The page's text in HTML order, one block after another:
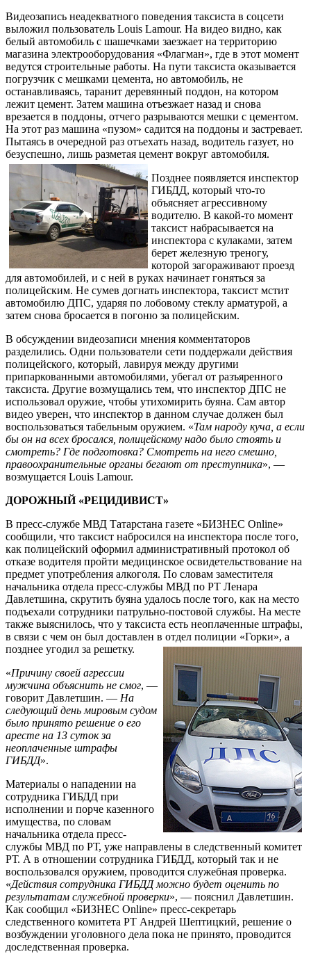
Видеозапись неадекватного поведения таксиста в соцсети
выложил пользователь Louis Lamour. На видео видно, как
белый автомобиль с шашечками заезжает на территорию
магазина электрооборудования «Флагман», где в этот момент
ведутся строительные работы. На пути таксиста оказывается
погрузчик с мешками цемента, но автомобиль, не
останавливаясь, таранит деревянный поддон, на котором
лежит цемент. Затем машина отъезжает назад и снова
врезается в поддоны, отчего разрываются мешки с цементом.
На этот раз машина «пузом» садится на поддоны и застревает.
Пытаясь в очередной раз отъехать назад, водитель газует, но
безуспешно, лишь разметая цемент вокруг автомобиля.
Позднее появляется инспектор
ГИБДД, который что-то
объясняет агрессивному
водителю. В какой-то момент
таксист набрасывается на
инспектора с кулаками, затем
берет железную треногу,
которой загораживают проезд
для автомобилей, и с ней в руках начинает гоняться за
полицейским. Не сумев догнать инспектора, таксист мстит
автомобилю ДПС, ударяя по лобовому стеклу арматурой, а
затем снова бросается в погоню за полицейским.
В обсуждении видеозаписи мнения комментаторов
разделились. Одни пользователи сети поддержали действия
полицейского, который, лавируя между другими
припаркованными автомобилями, убегал от разъяренного
таксиста. Другие возмущались тем, что инспектор ДПС не
использовал оружие, чтобы утихомирить буяна. Сам автор
видео уверен, что инспектор в данном случае должен был
воспользоваться табельным оружием. «Там народу куча, а если
бы он на всех бросался, полицейскому надо было стоять и
смотреть? Где подготовка? Смотреть на него смешно,
правоохранительные органы бегают от преступника», —
возмущается Louis Lamour.
ДОРОЖНЫЙ «РЕЦИДИВИСТ»
В пресс-службе МВД Татарстана газете «БИЗНЕС Online»
сообщили, что таксист набросился на инспектора после того,
как полицейский оформил административный протокол об
отказе водителя пройти медицинское освидетельствование на
предмет употребления алкоголя. По словам заместителя
начальника отдела пресс-службы МВД по РТ Ленара
Давлетшина, скрутить буяна удалось после того, как на место
подъехали сотрудники патрульно-постовой службы. На месте
также выяснилось, что у таксиста есть неоплаченные штрафы,
в связи с чем он был доставлен в отдел полиции «Горки», а
позднее угодил за решетку.
«Причину своей агрессии
мужчина объяснить не смог, —
говорит Давлетшин. — На
следующий день мировым судом
было принято решение о его
аресте на 13 суток за
неоплаченные штрафы
ГИБДД».
Материалы о нападении на
сотрудника ГИБДД при
исполнении и порче казенного
имущества, по словам
начальника отдела пресс-
службы МВД по РТ, уже направлены в следственный комитет
РТ. А в отношении сотрудника ГИБДД, который так и не
воспользовался оружием, проводится служебная проверка.
«Действия сотрудника ГИБДД можно будет оценить по
результатам служебной проверки», — пояснил Давлетшин.
Как сообщил «БИЗНЕС Online» пресс-секретарь
следственного комитета РТ Андрей Шептицкий, решение о
возбуждении уголовного дела пока не принято, проводится
доследственная проверка.